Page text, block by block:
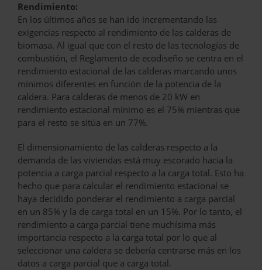
Rendimiento:
En los últimos años se han ido incrementando las
exigencias respecto al rendimiento de las calderas de
biomasa. Al igual que con el resto de las tecnologías de
combustión, el Reglamento de ecodiseño se centra en el
rendimiento estacional de las calderas marcando unos
mínimos diferentes en función de la potencia de la
caldera. Para calderas de menos de 20 kW en
rendimiento estacional mínimo es el 75% mientras que
para el resto se sitúa en un 77%.
El dimensionamiento de las calderas respecto a la
demanda de las viviendas está muy escorado hacia la
potencia a carga parcial respecto a la carga total. Esto ha
hecho que para calcular el rendimiento estacional se
haya decidido ponderar el rendimiento a carga parcial
en un 85% y la de carga total en un 15%. Por lo tanto, el
rendimiento a carga parcial tiene muchísima más
importancia respecto a la carga total por lo que al
seleccionar una caldera se debería centrarse más en los
datos a carga parcial que a carga total.